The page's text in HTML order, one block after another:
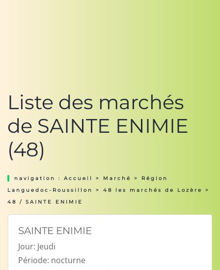
Liste des marchés
de SAINTE ENIMIE
(48)
navigation : Accueil > Marché > Région
Languedoc-Roussillon
> 48 les marchés de Lozère
>
48 / SAINTE ENIMIE
SAINTE ENIMIE
Jour: Jeudi
Période: nocturne